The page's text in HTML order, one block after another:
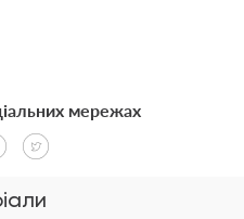
мережах